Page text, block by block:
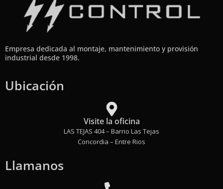
Empresa dedicada al montaje, mantenimiento y provisión
industrial desde 1998.
Ubicación
Visite la oficina
LAS TEJAS 404 – Barrio Las Tejas
Concordia – Entre Rios
Llamanos